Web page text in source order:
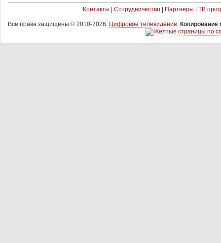
Контакты Сотрудничество| Партнеры ТВ
Все права защищены © 2010-2026, Цифровое телевидение. Копирование